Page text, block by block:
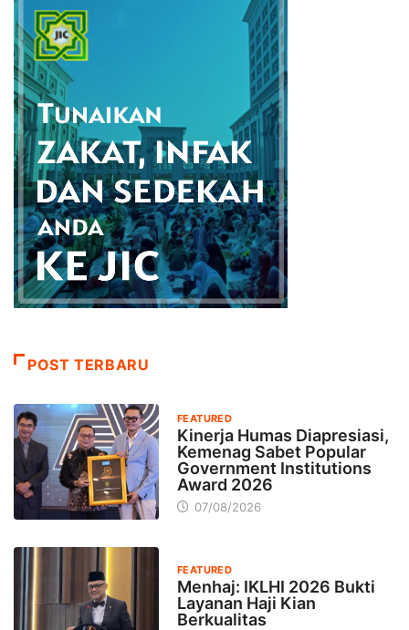
POST TERBARU
FEATURED
Kinerja Humas Diapresiasi,
Kemenag Sabet Popular
Government Institutions
Award 2026
07/08/2026
FEATURED
Menhaj: IKLHI 2026 Bukti
Layanan Haji Kian
Berkualitas